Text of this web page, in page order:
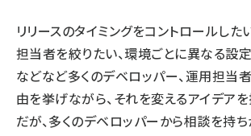
リリースのタイミングをコントロールした
担当者を絞りたい、環境ごとに異なる設
などなど多くのデベロッパー、運用担当
由を挙げながら、それを変えるアイデア
だが、多くのデベロッパーから相談を持